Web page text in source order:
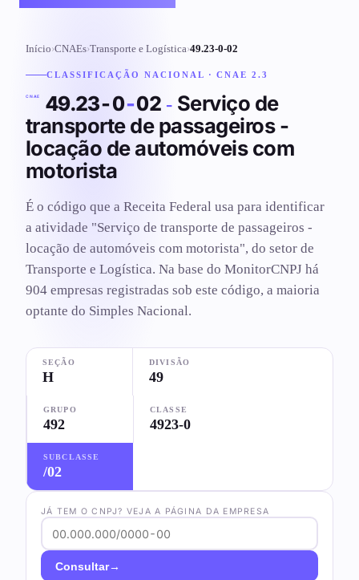
Início›CNAEs›Transporte e Logística›49.23-0-02
CLASSIFICAÇÃO NACIONAL · CNAE 2.3
CNAE 49.23-0-02- Serviço de
transporte de passageiros -
locação de automóveis com
motorista
É o código que a Receita Federal usa para identificar
a atividade "Serviço de transporte de passageiros -
locação de automóveis com motorista", do setor de
Transporte e Logística. Na base do MonitorCNPJ há
904 empresas registradas sob este código, a maioria
optante do Simples Nacional.
SEÇÃO
H
DIVISÃO
49
GRUPO
492
CLASSE
4923-0
SUBCLASSE
/02
JÁ TEM O CNPJ? VEJA A PÁGINA DA EMPRESA
Consultar→